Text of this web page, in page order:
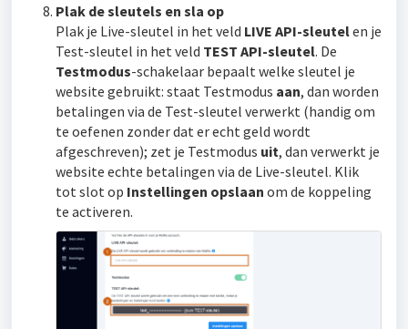
Plak de sleutels en sla op
Plak je Live-sleutel in het veld LIVE API-sleutelen je
Test-sleutel in het veld TEST API-sleutel. De
Testmodus-schakelaar bepaalt welke sleutel je
website gebruikt: staat Testmodus aan, dan worden
betalingen via de Test-sleutel verwerkt (handig om
te oefenen zonder dat er echt geld wordt
afgeschreven); zet je Testmodus uit, dan verwerkt je
website echte betalingen via de Live-sleutel. Klik
tot slot op Instellingen opslaan om de koppeling
te activeren.